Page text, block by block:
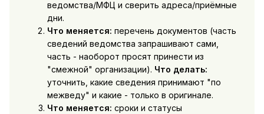
ведомства/МФЦ и сверить адреса/приёмные
дни.
Что меняется: перечень документов (часть
сведений ведомства запрашивают сами,
часть - наоборот просят принести из
"смежной" организации). Что делать:
уточнить, какие сведения принимают "по
межведу" и какие - только в оригинале.
Что меняется: сроки и статусы